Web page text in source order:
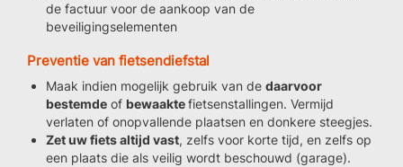
de factuur voor de aankoop van de
beveiligingselementen
Preventie van fietsendiefstal
Maak indien mogelijk gebruik van de daarvoor
bestemde of bewaaktefietsenstallingen. Vermijd
verlaten of onopvallende plaatsen en donkere steegjes.
Zet uw fiets altijd vast, zelfs voor korte tijd, en zelfs op
een plaats die als veilig wordt beschouwd (garage).